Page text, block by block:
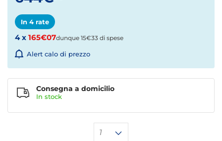
In 4 rate
4 x 165€07dunque 15€33 di spese
Alert calo di prezzo
1
Consegna a domicilio
In stock